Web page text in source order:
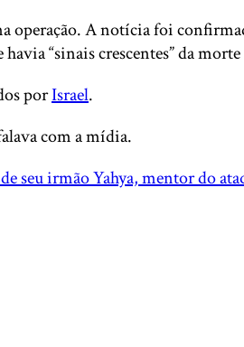
A notícia foi
“sinais crescentes” da
porIsrael.
com a mídia.
seu irmão Yahya, mentor do